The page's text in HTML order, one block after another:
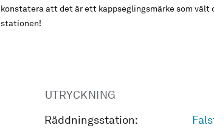
konstatera att det är ett kappseglingsmärke som
stationen!
UTRYCKNING
Räddningsstation: